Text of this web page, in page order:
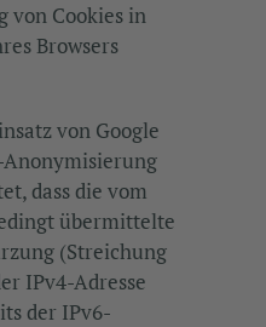
von Cookies in
Browsers
von Google
dass die vom
übermittelte
(Streichung
IPv4-Adresse
der IPv6-